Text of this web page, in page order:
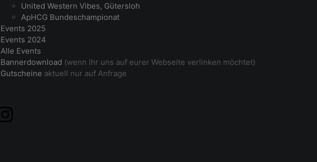
United Western Vibes, Gütersloh
ApHCG Bundeschampionat
Events 2025
Events 2024
Alle Events
Bannerdownload (wenn ihr uns auf eurer Webseite verlinken möchtet)
Gutscheine aktuell nur auf Anfrage